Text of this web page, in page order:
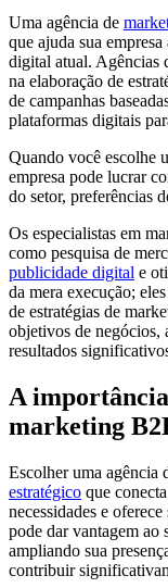
Uma agência de
que ajuda sua
digital atual. Agências
na elaboração de
de campanhas
plataformas digitais
Quando você escolhe
empresa pode lucrar
do setor, preferências
Os especialistas em
como pesquisa de
publicidade digital e
da mera execução;
de estratégias de
objetivos de negócios,
resultados
A
marketing
Escolher uma agência
estratégico que
necessidades e
pode dar vantagem ao
ampliando sua
contribuir